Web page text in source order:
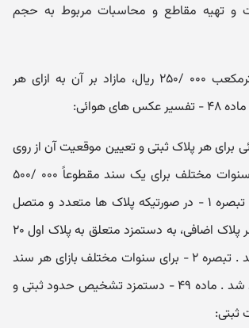
برداشت و تهیه مقاطع و محاسبات مربوط به حجم
- تا میزان هزار مترمکعب ۰۰۰ /۲۵۰ ریال، مازاد بر آن به ازای هر
هر پلاک ثبتی و تعیین موقعیت آن از روی
عکس های هوائی سنوات مختلف برای یک سند مقطوعاً ۰۰۰ /۵۰۰
(پانصد هزار) ریال . تبصره ۱ - در صورتیکه پلاک ها متعدد و متصل
بهم باشند به ازاء هر پلاک اضافی، به دستمزد متعلق به پلاک اول ۲۰
% اضافه خواهد شد . تبصره ۲ - برای سنوات مختلف بازای هر سند
۲۰ % اضافه خواهد شد . ماده ۴۹ - دستمزد تشخیص حدود ثبتی و
ثبتی: